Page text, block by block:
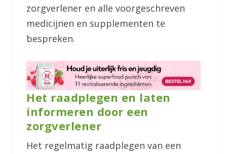
zorgverlener en alle voorgeschreven
medicijnen en supplementen te
bespreken.
Het raadplegen en laten
informeren door een
zorgverlener
Het regelmatig raadplegen van een